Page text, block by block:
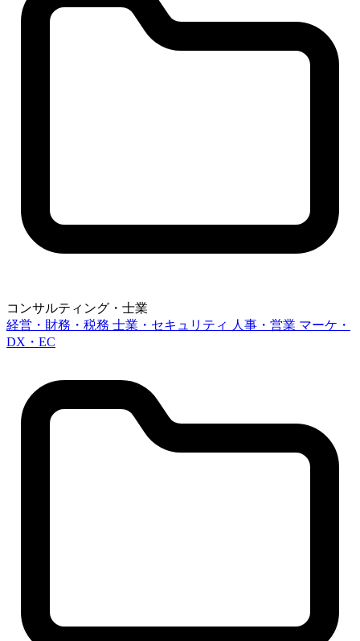
コンサルティング・士業
経営・財務・税務 士業・セキュリティ 人事・営業 マーケ・
DX・EC